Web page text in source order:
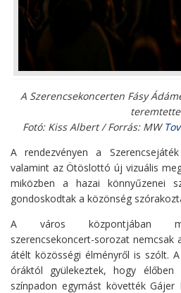
A Szerencsekoncerten Fásy
Fotó: Kiss Albert / Forrás: MW
A rendezvényen a
valamint az Ötöslottó új vizuális
miközben a hazai könnyűzenei
gondoskodtak a közönség
A város központjában
szerencsekoncert-sorozat
átélt közösségi élményről is szólt.
óráktól gyülekeztek, hogy élőben
színpadon egymást követték